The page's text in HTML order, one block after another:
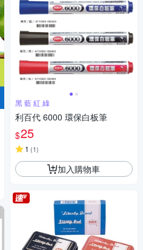
黑 藍 紅 綠
利百代 6000 環保白板筆
$25
1 (1)
加入購物車